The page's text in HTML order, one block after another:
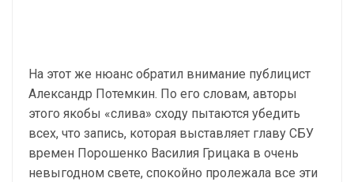
На этот же нюанс обратил внимание публицист
Александр Потемкин. По его словам, авторы
этого якобы «слива» сходу пытаются убедить
всех, что запись, которая выставляет главу СБУ
времен Порошенко Василия Грицака в очень
невыгодном свете, спокойно пролежала все эти